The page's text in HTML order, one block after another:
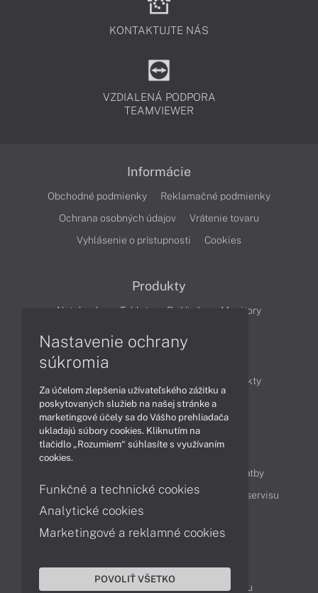
KONTAKTUJTE NÁS
VZDIALENÁ PODPORA
TEAMVIEWER
Informácie
Obchodné podmienky
Reklamačné podmienky
Ochrana osobných údajov
Vrátenie tovaru
Vyhlásenie o prístupnosti
Cookies
Produkty
Notebooky Tablety Počítače Monitory
Produkty
Technológie
Videá
Obsah
Možnosti doručenia a platby
Podpora a servis
Servisné služby Cenník servisu
Kontakty
043 4224 771
Obchodné oddelenie
Reklamácia tovaru
Nastavenie ochrany
súkromia
Za účelom zlepšenia užívateľského zážitku a
poskytovaných služieb na našej stránke a
marketingové účely sa do Vášho prehliadača
ukladajú súbory cookies. Kliknutím na
tlačidlo „Rozumiem“ súhlasíte s využívaním
cookies.
Funkčné a technické cookies
Analytické cookies
Marketingové a reklamné cookies
POVOLIŤ VŠETKO